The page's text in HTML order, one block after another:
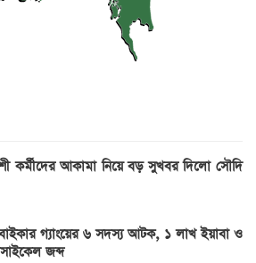
কর্মীদের আকামা নিয়ে বড় সুখবর দিলো সৌদি
গ্যাংয়ের ৬ সদস্য আটক, ১ লাখ ইয়াবা ও
জব্দ